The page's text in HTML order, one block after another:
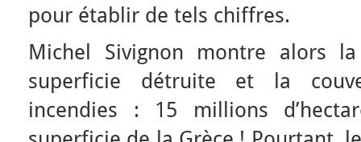
pour établir de tels chiffres.
Michel Sivignon montre alors
superficie détruite et la
incendies : 15 millions